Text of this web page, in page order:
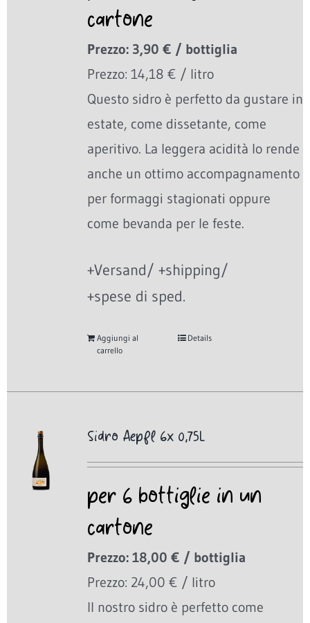
cartone
Prezzo: 3,90 € / bottiglia
Prezzo: 14,18 € / litro
Questo sidro è perfetto da gustare in
estate, come dissetante, come
aperitivo. La leggera acidità lo rende
anche un ottimo accompagnamento
per formaggi stagionati oppure
come bevanda per le feste.
+Versand/ +shipping/
+spese di sped.
Aggiungi al
carrello
Details
Sidro Aepfl 6x 0,75L
per 6 bottiglie in un
cartone
Prezzo: 18,00 € / bottiglia
Prezzo: 24,00 € / litro
Il nostro sidro è perfetto come